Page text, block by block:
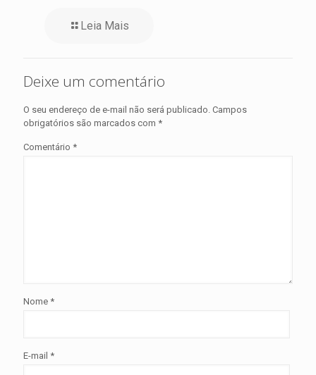
Leia Mais
Deixe um comentário
O seu endereço de e-mail não será publicado. Campos
obrigatórios são marcados com *
Comentário *
Nome *
E-mail *